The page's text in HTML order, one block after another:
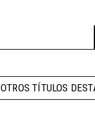
OTROS TÍTULOS